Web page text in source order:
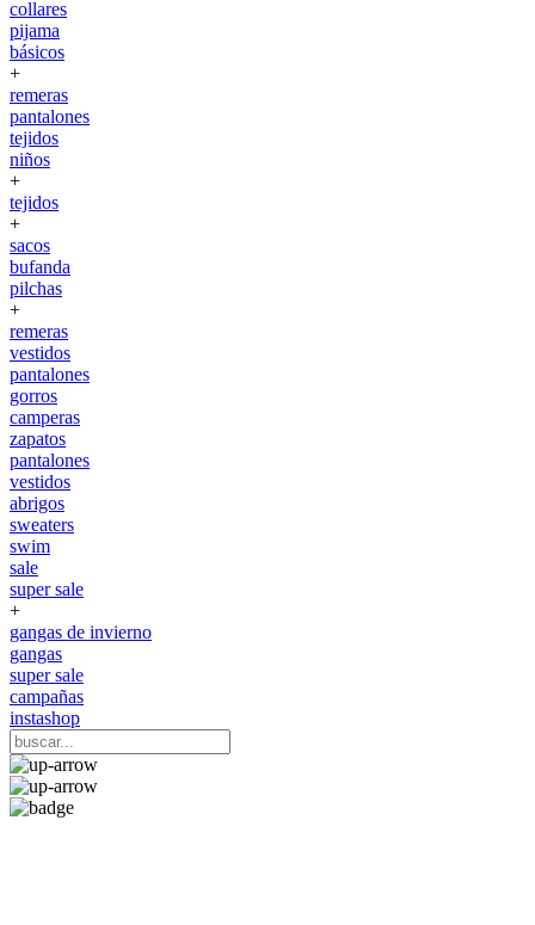
collares
pijama
básicos
+
remeras
pantalones
tejidos
niños
+
tejidos
+
sacos
bufanda
pilchas
+
remeras
vestidos
pantalones
gorros
camperas
zapatos
pantalones
vestidos
abrigos
sweaters
swim
sale
super sale
+
gangas de invierno
gangas
super sale
campañas
instashop